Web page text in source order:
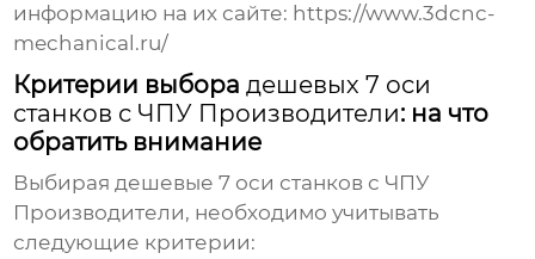
информацию на их сайте: https://www.3dcnc-
mechanical.ru/
Критерии выборадешевых 7 оси
станков с ЧПУ Производители: на что
обратить внимание
Выбираядешевые 7 оси станков с ЧПУ
Производители, необходимо учитывать
следующие критерии: